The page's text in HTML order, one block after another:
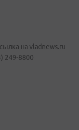
на vladnews.ru
249-8800